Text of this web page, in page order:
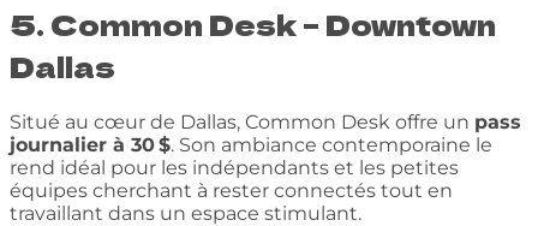
5. Common Desk – Downtown
Dallas
Situé au cœur de Dallas, Common Desk offre un pass
journalier à 30 $. Son ambiance contemporaine le
rend idéal pour les indépendants et les petites
équipes cherchant à rester connectés tout en
travaillant dans un espace stimulant.